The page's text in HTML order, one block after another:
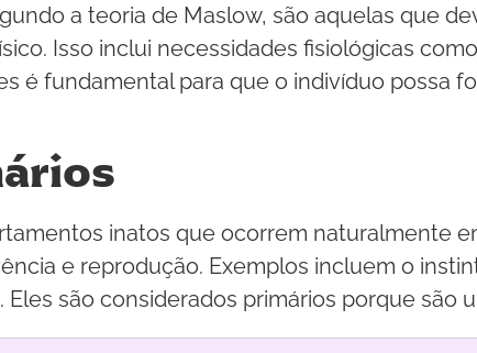
a teoria de Maslow, são aquelas que
Isso inclui necessidades fisiológicas
é fundamental para que o indivíduo possa
inatos que ocorrem naturalmente
e reprodução. Exemplos incluem o
são considerados primários porque são